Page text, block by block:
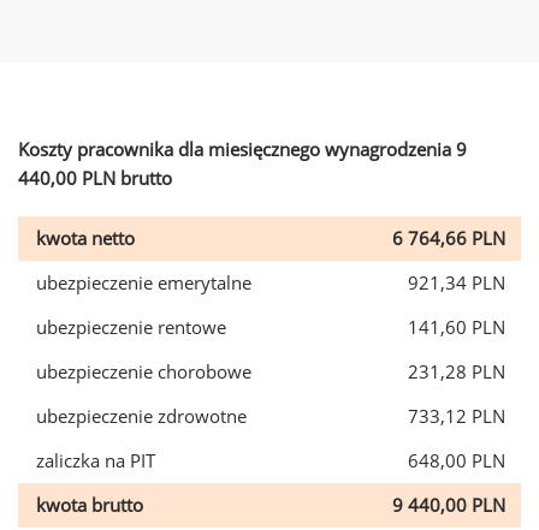
Koszty pracownika dla miesięcznego wynagrodzenia 9
440,00 PLN brutto
kwota netto
6 764,66 PLN
ubezpieczenie emerytalne
921,34 PLN
ubezpieczenie rentowe
141,60 PLN
ubezpieczenie chorobowe
231,28 PLN
ubezpieczenie zdrowotne
733,12 PLN
zaliczka na PIT
648,00 PLN
kwota brutto
9 440,00 PLN